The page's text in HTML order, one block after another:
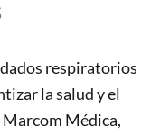
respiratorios
la salud y el
Marcom Médica,